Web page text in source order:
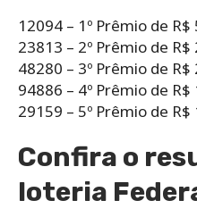
12094 – 1º Prêmio de R$
23813 – 2º Prêmio de R$
48280 – 3º Prêmio de R$
94886 – 4º Prêmio de R$
29159 – 5º Prêmio de R$
Confira o
loteria